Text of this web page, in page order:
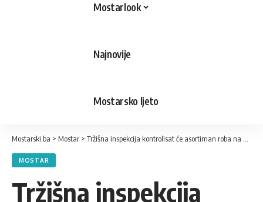
Mostarlook
Najnovije
Mostarsko ljeto
Mostarski.ba > Mostar > Tržišna inspekcija kontrolisat će asortiman roba na benzinskim pumpama u Mostaru
MOSTAR
Tržišna inspekcija